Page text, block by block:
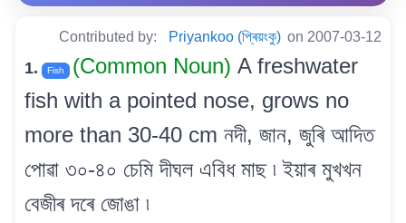
Contributed by: Priyankoo (প্ৰিয়ংকু) on 2007-03-12
1. Fish (Common Noun) A freshwater
fish with a pointed nose, grows no
more than 30-40 cm নদী, জান, জুৰি আদিত
পোৱা ৩০-৪০ চেমি দীঘল এবিধ মাছ ৷ ইয়াৰ মুখখন
বেজীৰ দৰে জোঙা ৷